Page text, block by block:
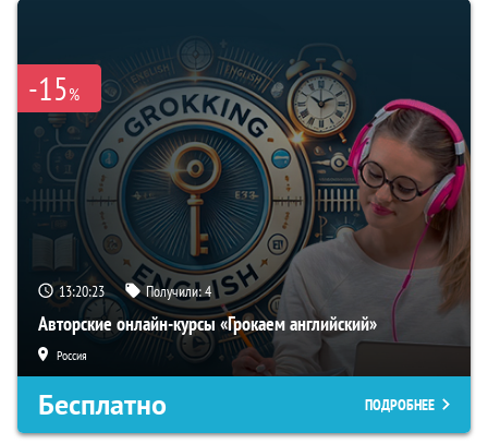
-15%
13:20:22 Получили:4
Авторские онлайн-курсы «Грокаем английский»
Россия
Бесплатно ПОДРОБНЕЕ